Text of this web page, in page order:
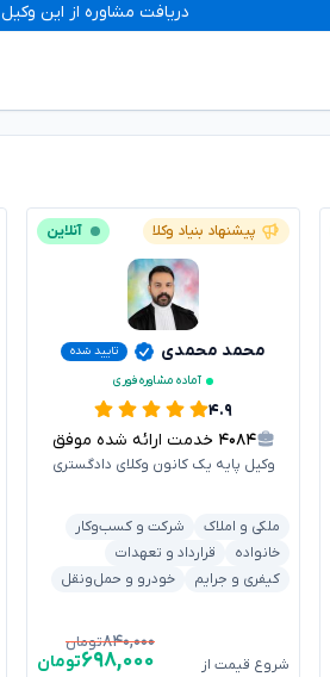
دریافت مشاوره از این وکیل
پیشنهاد بنیاد وکلا آنلاین
محمد محمدی
تایید شده
آماده مشاوره فوری
۴.۹
۴۰۸۴ خدمت ارائه شده موفق
وکیل پایه یک کانون وکلای دادگستری
ملکی و املاک
شرکت و کسب‌وکار
خانواده
قرارداد و تعهدات
کیفری و جرایم
خودرو و حمل‌ونقل
شروع قیمت از
۸۴۰,۰۰۰تومان
۶۹۸,۰۰۰تومان